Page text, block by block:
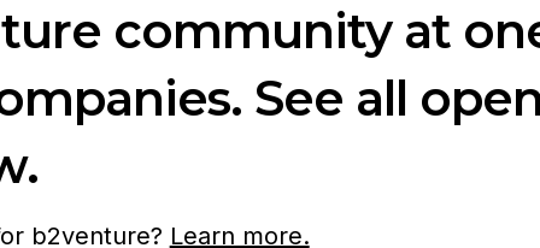
community at
See all
b2venture? Learn more.